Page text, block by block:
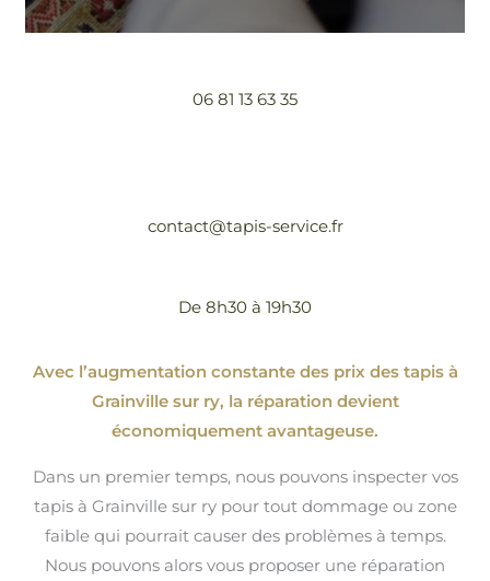
06 81 13 63 35
contact@tapis-service.fr
De 8h30 à 19h30
Avec l’augmentation constante des prix des tapis à
Grainville sur ry, la réparation devient
économiquement avantageuse.
Dans un premier temps, nous pouvons inspecter vos
tapis à Grainville sur ry pour tout dommage ou zone
faible qui pourrait causer des problèmes à temps.
Nous pouvons alors vous proposer une réparation